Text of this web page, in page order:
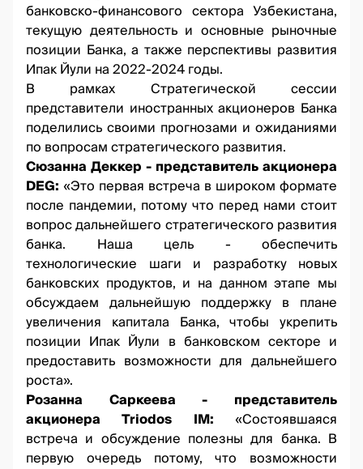
банковско-финансового сектора Узбекистана,
текущую деятельность и основные рыночные
позиции Банка, а также перспективы развития
Ипак Йули на 2022-2024 годы.
В рамках Стратегической сессии
представители иностранных акционеров Банка
поделились своими прогнозами и ожиданиями
по вопросам стратегического развития.
Сюзанна Деккер - представитель акционера
DEG: «Это первая встреча в широком формате
после пандемии, потому что перед нами стоит
вопрос дальнейшего стратегического развития
банка. Наша цель - обеспечить
технологические шаги и разработку новых
банковских продуктов, и на данном этапе мы
обсуждаем дальнейшую поддержку в плане
увеличения капитала Банка, чтобы укрепить
позиции Ипак Йули в банковском секторе и
предоставить возможности для дальнейшего
роста».
Розанна Саркеева - представитель
акционера Triodos IM: «Состоявшаяся
встреча и обсуждение полезны для банка. В
первую очередь потому, что возможности